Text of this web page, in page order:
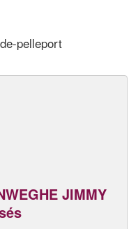
pelleport
JIMMY